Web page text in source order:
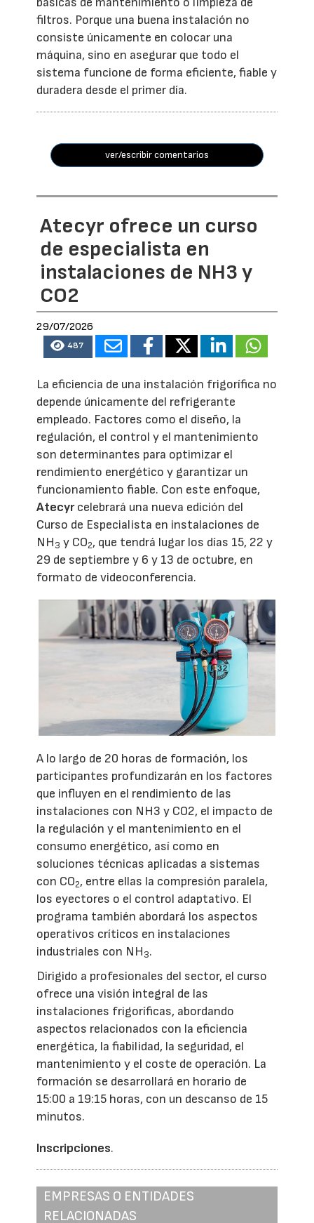
filtros. Porque una buena instalación no
consiste únicamente en colocar una
máquina, sino en asegurar que todo el
sistema funcione de forma eficiente, fiable y
duradera desde el primer día.
ver/escribir comentarios
Atecyr ofrece un curso
de especialista en
instalaciones de NH3 y
CO2
29/07/2026
487
La eficiencia de una instalación frigorífica no
depende únicamente del refrigerante
empleado. Factores como el diseño, la
regulación, el control y el mantenimiento
son determinantes para optimizar el
rendimiento energético y garantizar un
funcionamiento fiable. Con este enfoque,
Atecyrcelebrará una nueva edición del
Curso de Especialista en instalaciones de
NH3 y CO2, que tendrá lugar los días 15, 22 y
29 de septiembre y 6 y 13 de octubre, en
formato de videoconferencia.
A lo largo de 20 horas de formación, los
participantes profundizarán en los factores
que influyen en el rendimiento de las
instalaciones con NH3 y CO2, el impacto de
la regulación y el mantenimiento en el
consumo energético, así como en
soluciones técnicas aplicadas a sistemas
con CO2, entre ellas la compresión paralela,
los eyectores o el control adaptativo. El
programa también abordará los aspectos
operativos críticos en instalaciones
industriales con NH3.
Dirigido a profesionales del sector, el curso
ofrece una visión integral de las
instalaciones frigoríficas, abordando
aspectos relacionados con la eficiencia
energética, la fiabilidad, la seguridad, el
mantenimiento y el coste de operación. La
formación se desarrollará en horario de
15:00 a 19:15 horas, con un descanso de 15
minutos.
Inscripciones.
EMPRESAS O ENTIDADES
RELACIONADAS